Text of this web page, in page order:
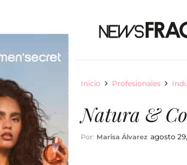
Inicio Profesionales
Natura &
Por: Marisa Álvarez agosto